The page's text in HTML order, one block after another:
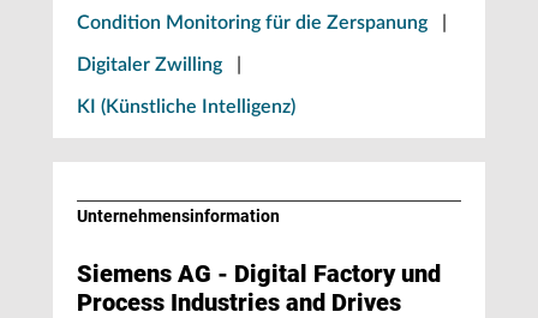
Condition Monitoring für die Zerspanung
Digitaler Zwilling
KI (Künstliche Intelligenz)
Unternehmens­information
Siemens AG - Digital Factory und
Process Industries and Drives